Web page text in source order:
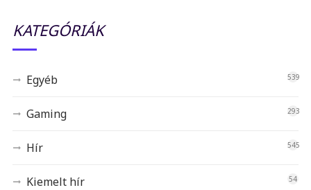
KATEGÓRIÁK
Egyéb 539
Gaming 293
Hír 545
Kiemelt hír 54